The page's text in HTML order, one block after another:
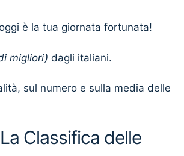
è la tua giornata fortunata!
migliori) dagli italiani.
sul numero e sulla media delle
Classifica delle